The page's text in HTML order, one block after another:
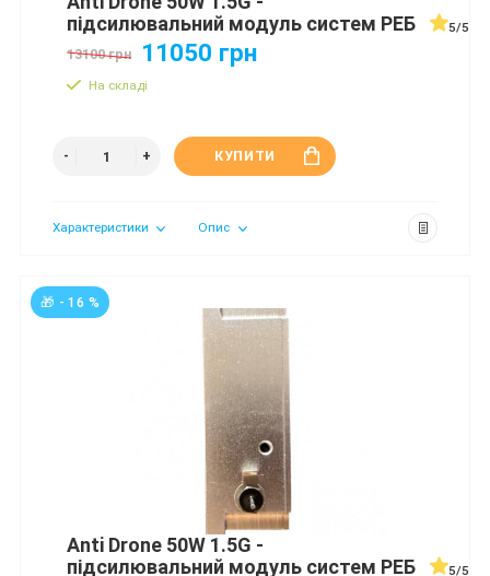
підсилювальний модуль систем РЕБ
5/5
13100 грн 11050 грн
На складі
КУПИТИ
Характеристики Опис
🎁 - 16 %
Anti Drone 50W 1.5G -
підсилювальний модуль систем РЕБ
5/5